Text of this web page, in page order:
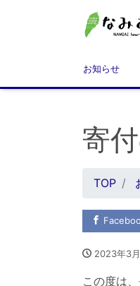
お知らせ
寄
TOP
2023年3
この度は